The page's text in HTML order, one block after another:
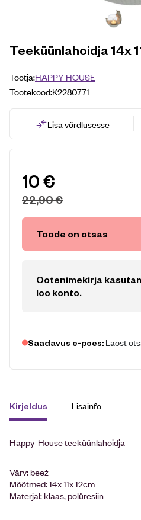
Teeküünlahoidja 14x
Tootja:HAPPY HOUSE
Tootekood:K2280771
Lisa võrdlusesse
10€
22,90€
Toode on otsas
Ootenimekirja
loo konto.
Saadavus e-poes: Laost
Kirjeldus Lisainfo
Happy-House teeküünlahoidja
Värv: beež
Mõõtmed: 14x 11x 12cm
Materjal: klaas, polüresiin